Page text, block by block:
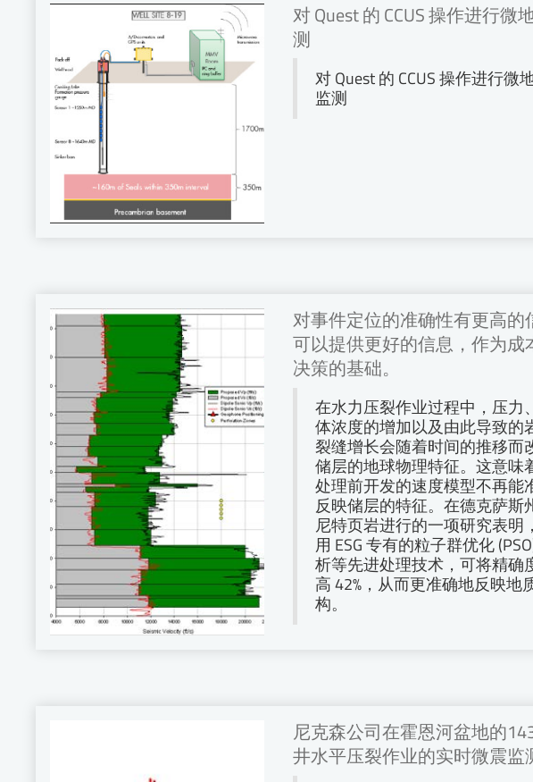
对 Quest 的 CCUS 操作进行微
测
对 Quest 的 CCUS 操作进行微
监测
对事件定位的准确性有更高的
可以提供更好的信息，作为成
决策的基础。
在水力压裂作业过程中，压力
体浓度的增加以及由此导致的
裂缝增长会随着时间的推移而
储层的地球物理特征。这意味
处理前开发的速度模型不再能
反映储层的特征。在德克萨斯
尼特页岩进行的一项研究表明
用 ESG 专有的粒子群优化
析等先进处理技术，可将精确
高 42%，从而更准确地反映地
构。
尼克森公司在霍恩河盆地的
井水平压裂作业的实时微震监